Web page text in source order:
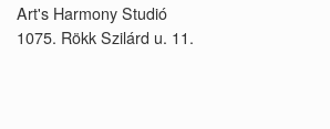
Art's Harmony Studió
1075. Rökk Szilárd u. 11.